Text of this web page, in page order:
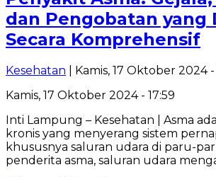
dan Pengobatan yang
Secara Komprehensif
Kesehatan | Kamis, 17 Oktober 2024 -
Kamis, 17 Oktober 2024 - 17:59
Inti Lampung – Kesehatan | Asma
kronis yang menyerang sistem
khususnya saluran udara di paru-
penderita asma, saluran udara